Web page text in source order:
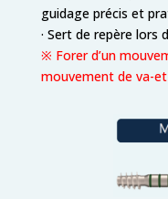
guidage précis et
· Sert de repère lors
※ Forer d’un
mouvement de va-